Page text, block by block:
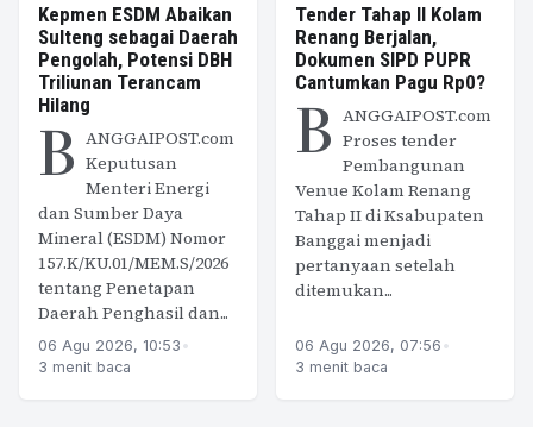
Kepmen ESDM Abaikan
Sulteng sebagai Daerah
Pengolah, Potensi DBH
Triliunan Terancam
Hilang
B ANGGAIPOST.com
Keputusan
Menteri Energi
dan Sumber Daya
Mineral (ESDM) Nomor
157.K/KU.01/MEM.S/2026
tentang Penetapan
Daerah Penghasil dan...
06 Agu 2026, 10:53 •
3 menit baca
Tender Tahap II Kolam
Renang Berjalan,
Dokumen SIPD PUPR
Cantumkan Pagu Rp0?
B ANGGAIPOST.com
Proses tender
Pembangunan
Venue Kolam Renang
Tahap II di Ksabupaten
Banggai menjadi
pertanyaan setelah
ditemukan...
06 Agu 2026, 07:56 •
3 menit baca